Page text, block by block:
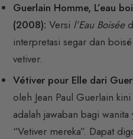
Guerlain Homme, L’eau
(2008): Versi l’Eau Boisée
interpretasi segar dan
vetiver.
Vétiver pour Elle dari
oleh Jean Paul Guerlain
adalah jawaban bagi
“Vetiver mereka”. Dapat